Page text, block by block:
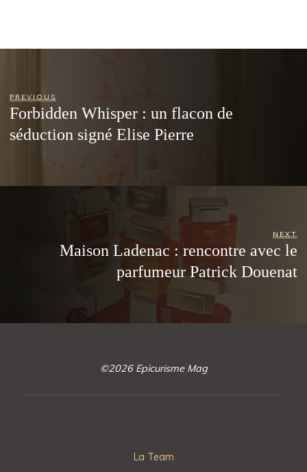
PREVIOUS
Forbidden Whisper : un flacon de
séduction signé Elise Pierre
NEXT
Maison Ladenac : rencontre avec le
parfumeur Patrick Douenat
©2026 Epicurisme Mag
La Team